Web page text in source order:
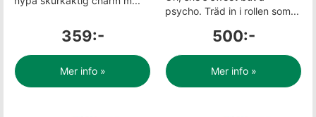
359:-
Mer info »
psycho. Träd in i rollen som...
500:-
Mer info »